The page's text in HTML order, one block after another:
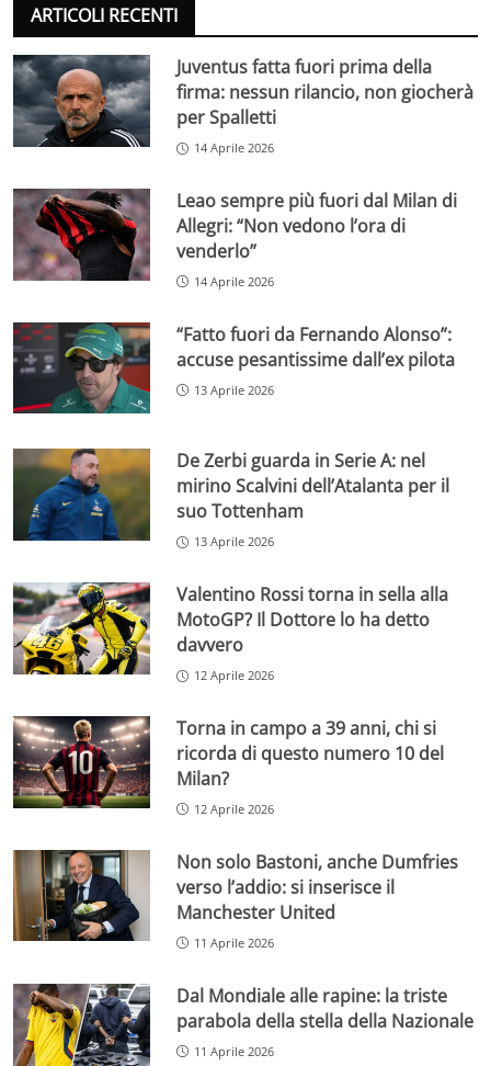
ARTICOLI RECENTI
Juventus fatta fuori prima della
firma: nessun rilancio, non giocherà
per Spalletti
14 Aprile 2026
Leao sempre più fuori dal Milan di
Allegri: “Non vedono l’ora di
venderlo”
14 Aprile 2026
“Fatto fuori da Fernando Alonso”:
accuse pesantissime dall’ex pilota
13 Aprile 2026
De Zerbi guarda in Serie A: nel
mirino Scalvini dell’Atalanta per il
suo Tottenham
13 Aprile 2026
Valentino Rossi torna in sella alla
MotoGP? Il Dottore lo ha detto
davvero
12 Aprile 2026
Torna in campo a 39 anni, chi si
ricorda di questo numero 10 del
Milan?
12 Aprile 2026
Non solo Bastoni, anche Dumfries
verso l’addio: si inserisce il
Manchester United
11 Aprile 2026
Dal Mondiale alle rapine: la triste
parabola della stella della Nazionale
11 Aprile 2026